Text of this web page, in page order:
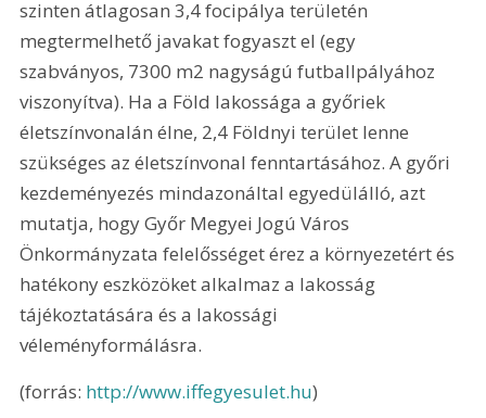
szinten átlagosan 3,4 focipálya területén
megtermelhető javakat fogyaszt el (egy
szabványos, 7300 m2 nagyságú futballpályához
viszonyítva). Ha a Föld lakossága a győriek
életszínvonalán élne, 2,4 Földnyi terület lenne
szükséges az életszínvonal fenntartásához. A győri
kezdeményezés mindazonáltal egyedülálló, azt
mutatja, hogy Győr Megyei Jogú Város
Önkormányzata felelősséget érez a környezetért és
hatékony eszközöket alkalmaz a lakosság
tájékoztatására és a lakossági
véleményformálásra.
(forrás: http://www.iffegyesulet.hu)